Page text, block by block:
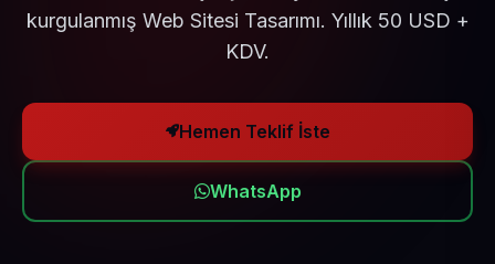
kurgulanmış Web Sitesi Tasarımı. Yıllık 50 USD +
KDV.
Hemen Teklif İste
WhatsApp